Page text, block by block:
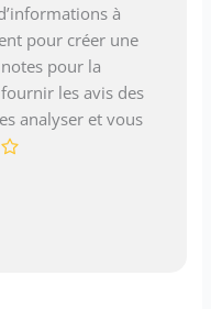
à
pour créer une
pour la
les avis des
analyser et vous